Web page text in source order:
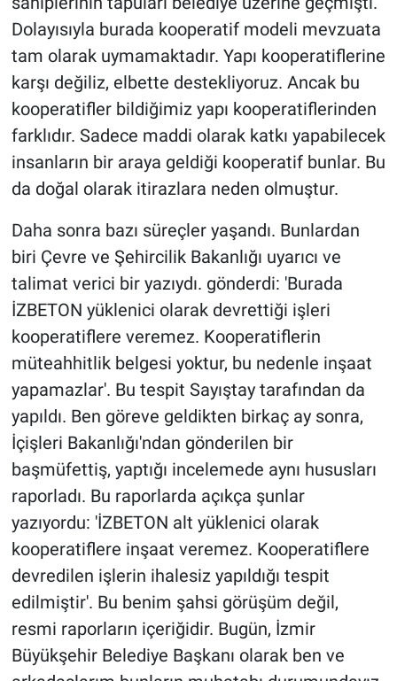
Dolayısıyla burada kooperatif modeli mevzuata
tam olarak uymamaktadır. Yapı kooperatiflerine
karşı değiliz, elbette destekliyoruz. Ancak bu
kooperatifler bildiğimiz yapı kooperatiflerinden
farklıdır. Sadece maddi olarak katkı yapabilecek
insanların bir araya geldiği kooperatif bunlar. Bu
da doğal olarak itirazlara neden olmuştur.
Daha sonra bazı süreçler yaşandı. Bunlardan
biri Çevre ve Şehircilik Bakanlığı uyarıcı ve
talimat verici bir yazıydı. gönderdi: 'Burada
İZBETON yüklenici olarak devrettiği işleri
kooperatiflere veremez. Kooperatiflerin
müteahhitlik belgesi yoktur, bu nedenle inşaat
yapamazlar'. Bu tespit Sayıştay tarafından da
yapıldı. Ben göreve geldikten birkaç ay sonra,
İçişleri Bakanlığı'ndan gönderilen bir
başmüfettiş, yaptığı incelemede aynı hususları
raporladı. Bu raporlarda açıkça şunlar
yazıyordu: 'İZBETON alt yüklenici olarak
kooperatiflere inşaat veremez. Kooperatiflere
devredilen işlerin ihalesiz yapıldığı tespit
edilmiştir'. Bu benim şahsi görüşüm değil,
resmi raporların içeriğidir. Bugün, İzmir
Büyükşehir Belediye Başkanı olarak ben ve